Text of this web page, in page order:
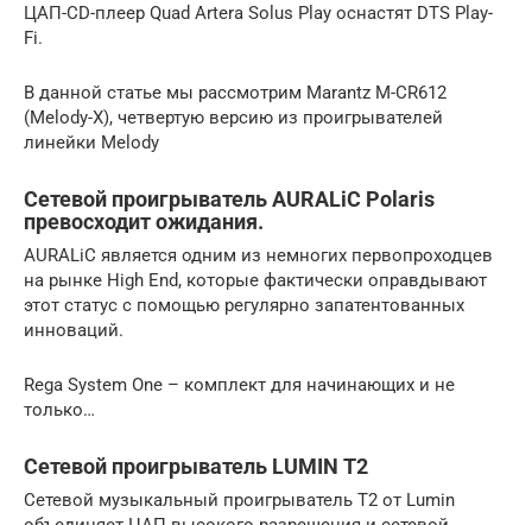
ЦАП-CD-плеер Quad Artera Solus Play оснастят DTS Play-
Fi.
В данной статье мы рассмотрим Marantz M-CR612
(Melody-X), четвертую версию из проигрывателей
линейки Melody
Cетевой проигрыватель AURALiC Polaris
превосходит ожидания.
AURALiC является одним из немногих первопроходцев
на рынке High End, которые фактически оправдывают
этот статус с помощью регулярно запатентованных
инноваций.
Rega System One – комплект для начинающих и не
только…
Сетевой проигрыватель LUMIN T2
Сетевой музыкальный проигрыватель T2 от Lumin